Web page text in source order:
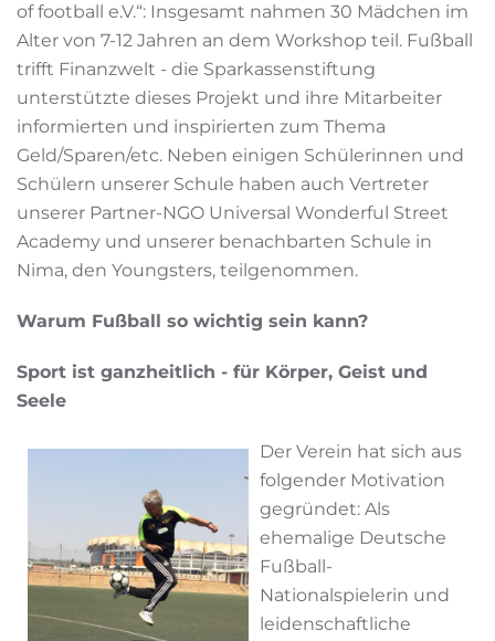
of football e.V.“: Insgesamt nahmen 30 Mädchen im
Alter von 7-12 Jahren an dem Workshop teil. Fußball
trifft Finanzwelt - die Sparkassenstiftung
unterstützte dieses Projekt und ihre Mitarbeiter
informierten und inspirierten zum Thema
Geld/Sparen/etc. Neben einigen Schülerinnen und
Schülern unserer Schule haben auch Vertreter
unserer Partner-NGO Universal Wonderful Street
Academy und unserer benachbarten Schule in
Nima, den Youngsters, teilgenommen.
Warum Fußball so wichtig sein kann?
Sport ist ganzheitlich - für Körper, Geist und
Seele
Der Verein hat sich aus
folgender Motivation
gegründet: Als
ehemalige Deutsche
Fußball-
Nationalspielerin und
leidenschaftliche